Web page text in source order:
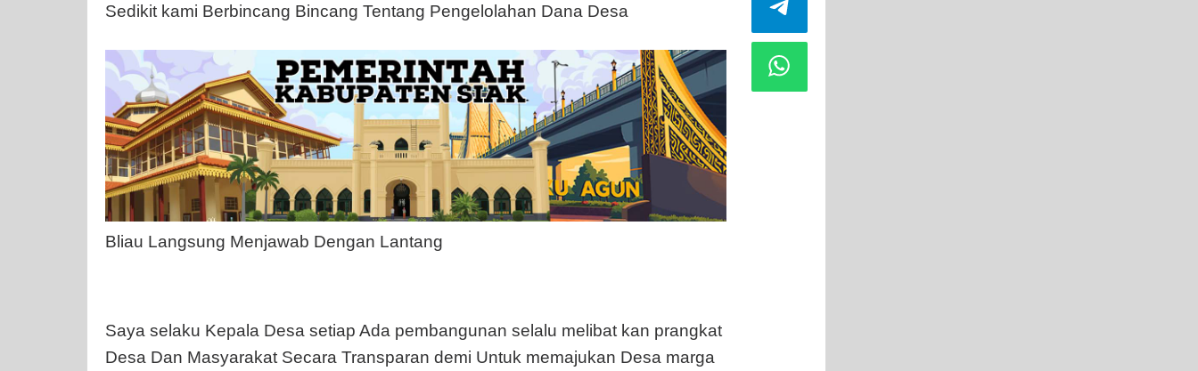
Sedikit kami Berbincang Bincang Tentang Pengelolahan Dana Desa
Bliau Langsung Menjawab Dengan Lantang
Saya selaku Kepala Desa setiap Ada pembangunan selalu melibat kan prangkat
Desa Dan Masyarakat Secara Transparan demi Untuk memajukan Desa marga